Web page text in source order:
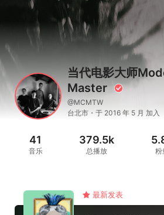
当代电影大师
Master
@MCMTW
台北市・于 2016 年 5 月 加入
41
音乐
379.5k
总播放 粉
最新发表